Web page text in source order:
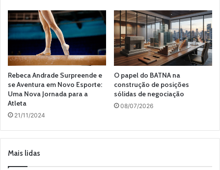
Rebeca Andrade Surpreende e
se Aventura em Novo Esporte:
Uma Nova Jornada para a
Atleta
21/11/2024
O papel do BATNA na
construção de posições
sólidas de negociação
08/07/2026
Mais lidas